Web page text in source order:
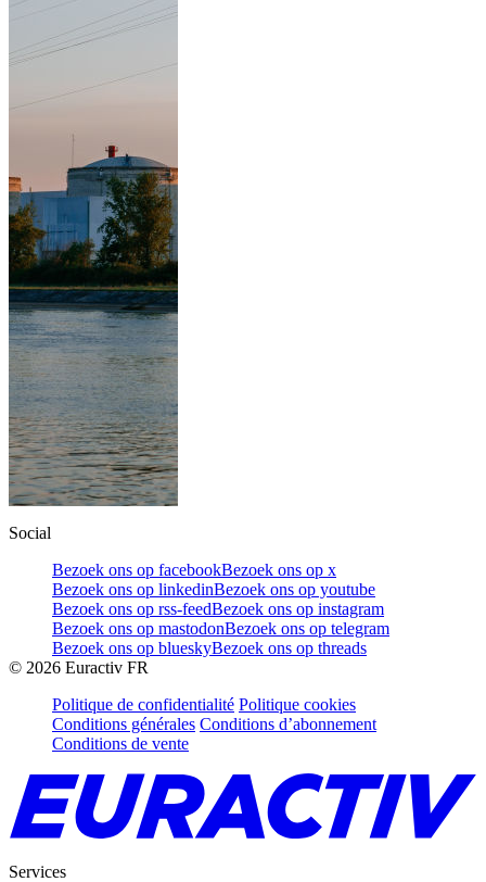
Social
Bezoek ons op facebookBezoek ons op x
Bezoek ons op linkedinBezoek ons op youtube
Bezoek ons op rss-feedBezoek ons op instagram
Bezoek ons op mastodonBezoek ons op telegram
Bezoek ons op blueskyBezoek ons op threads
© 2026 Euractiv FR
Politique de confidentialité Politique cookies
Conditions générales Conditions d’abonnement
Conditions de vente
Services